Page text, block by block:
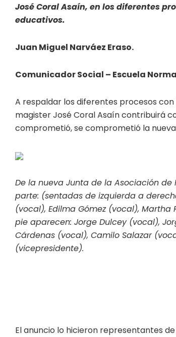
José Coral Asaín, en los diferentes
educativos.
Juan Miguel Narváez Eraso.
Comunicador Social – Escuela
A respaldar los diferentes procesos con
magister José Coral Asaín contribuirá
comprometió, se comprometió la
De la nueva Junta de la Asociación de
parte: (sentadas de izquierda a
(vocal), Edilma Gómez (vocal), Martha
pie aparecen: Jorge Dulcey (vocal),
Cárdenas (vocal), Camilo Salazar
(vicepresidente).
El anuncio lo hicieron representantes